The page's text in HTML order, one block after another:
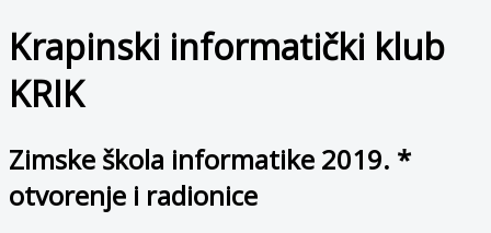
Krapinski informatički klub
KRIK
Zimske škola informatike 2019. *
otvorenje i radionice